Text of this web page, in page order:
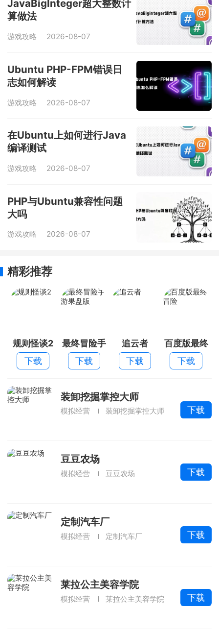
JavaBigInteger超大整数计
算做法
游戏攻略 2026-08-07
Ubuntu PHP-FPM错误日
志如何解读
游戏攻略 2026-08-07
在Ubuntu上如何进行Java
编译测试
游戏攻略 2026-08-07
PHP与Ubuntu兼容性问题
大吗
游戏攻略 2026-08-07
精彩推荐
规则怪谈2
下载
最终冒险手
游果盘版
下载
追云者
下载
百度版最终
冒险
下载
装卸挖掘掌控大师
模拟经营 装卸挖掘掌控大师 下载
豆豆农场
模拟经营 豆豆农场 下载
定制汽车厂
模拟经营 定制汽车厂 下载
莱拉公主美容学院
模拟经营 莱拉公主美容学院 下载